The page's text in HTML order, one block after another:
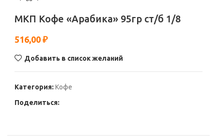
МКП Кофе «Арабика» 95гр ст/б 1/8
516,00 ₽
Добавить в список желаний
Категория: Кофе
Поделиться: